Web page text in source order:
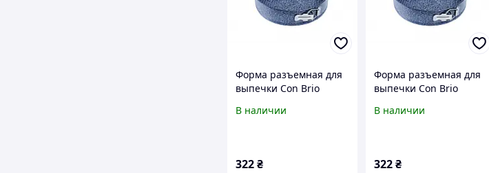
Форма разъемная для
выпечки Con Brio
В наличии
322₴
Форма разъемная для
выпечки Con Brio
В наличии
322₴